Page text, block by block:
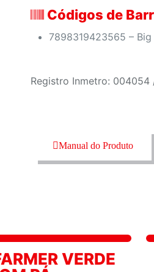
Códigos de
7898319423565 –
Registro Inmetro: 004054
Manual do Produto
VERDE